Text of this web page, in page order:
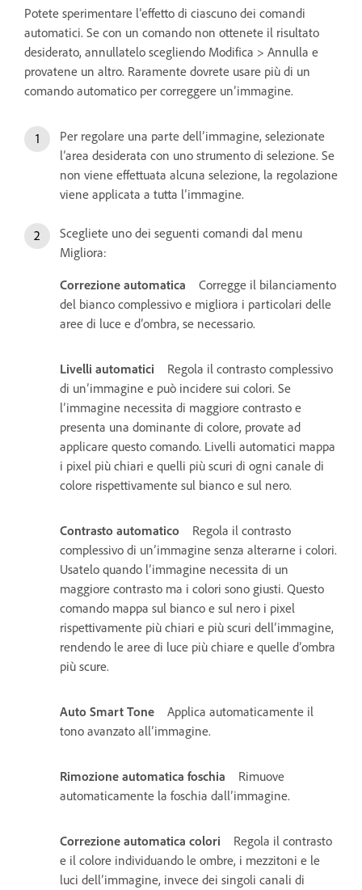
Potete sperimentare l’effetto di ciascuno dei comandi
automatici. Se con un comando non ottenete il risultato
desiderato, annullatelo scegliendo Modifica > Annulla e
provatene un altro. Raramente dovrete usare più di un
comando automatico per correggere un’immagine.
Per regolare una parte dell’immagine, selezionate
l’area desiderata con uno strumento di selezione. Se
non viene effettuata alcuna selezione, la regolazione
viene applicata a tutta l’immagine.
Scegliete uno dei seguenti comandi dal menu
Migliora:
Correzione automatica
Corregge il bilanciamento
del bianco complessivo e migliora i particolari delle
aree di luce e d’ombra, se necessario.
Livelli automatici
Regola il contrasto complessivo
di un’immagine e può incidere sui colori. Se
l’immagine necessita di maggiore contrasto e
presenta una dominante di colore, provate ad
applicare questo comando. Livelli automatici mappa
i pixel più chiari e quelli più scuri di ogni canale di
colore rispettivamente sul bianco e sul nero.
Contrasto automatico
Regola il contrasto
complessivo di un’immagine senza alterarne i colori.
Usatelo quando l’immagine necessita di un
maggiore contrasto ma i colori sono giusti. Questo
comando mappa sul bianco e sul nero i pixel
rispettivamente più chiari e più scuri dell’immagine,
rendendo le aree di luce più chiare e quelle d’ombra
più scure.
Auto Smart Tone
Applica automaticamente il
tono avanzato all’immagine.
Rimozione automatica foschia
Rimuove
automaticamente la foschia dall’immagine.
Correzione automatica colori
Regola il contrasto
e il colore individuando le ombre, i mezzitoni e le
luci dell’immagine, invece dei singoli canali di